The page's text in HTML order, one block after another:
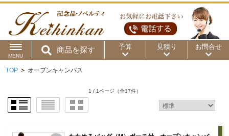
MENU
商品を探す 予算
用途から
商品カテゴリ
～50円
～300円 ～500円 ～1,000円
～10,000円
見積り お問合せ
TOP > オープンキャンパス
1 / 1ページ （全17件）